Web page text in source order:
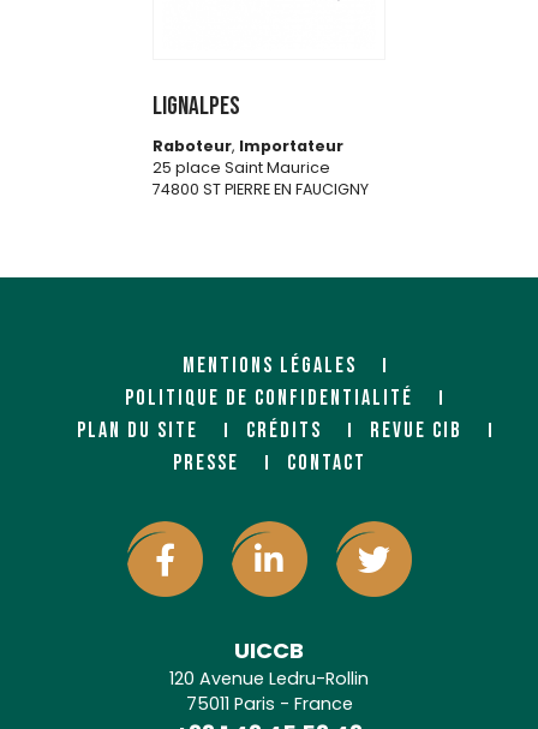
LIGNALPES
Raboteur, Importateur
25 place Saint Maurice
74800 ST PIERRE EN FAUCIGNY
MENTIONS LÉGALES
POLITIQUE DE CONFIDENTIALITÉ
PLAN DU SITE
CRÉDITS
REVUE CIB
PRESSE
CONTACT
UICCB
120 Avenue Ledru-Rollin
75011 Paris - France